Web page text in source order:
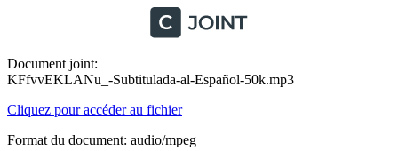
Document joint:
KFfvvEKLANu_-Subtitulada-al-Español-50k.mp3
Cliquez pour accéder au fichier
Format du document: audio/mpeg